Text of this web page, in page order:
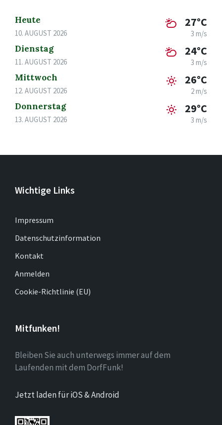
Heute
10. AUGUST 2026
27°C
3 m/s
Dienstag
11. AUGUST 2026
24°C
3 m/s
Mittwoch
12. AUGUST 2026
26°C
2 m/s
Donnerstag
13. AUGUST 2026
29°C
3 m/s
Wichtige Links
Impressum
Datenschutzinformation
Kontakt
Anmelden
Cookie-Richtlinie (EU)
Mitfunken!
Bleiben Sie auch unterwegs immer auf dem
Laufenden mit dem DorfFunk!
Jetzt laden für iOS & Android